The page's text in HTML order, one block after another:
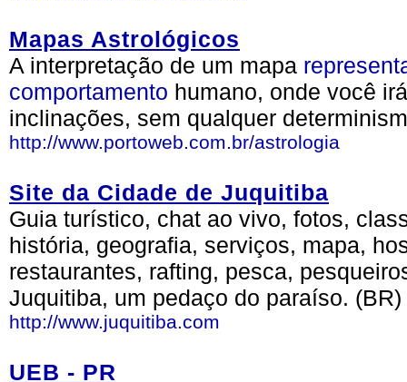
Mapas Astrológicos
A interpretação de um mapa
comportamento humano, onde você
inclinações, sem qualquer
http://www.portoweb.com.br/astrologia
Site da Cidade de Juquitiba
Guia turístico, chat ao vivo, fotos,
história, geografia, serviços, mapa,
restaurantes, rafting, pesca,
Juquitiba, um pedaço do paraíso. (BR)
http://www.juquitiba.com
UEB - PR